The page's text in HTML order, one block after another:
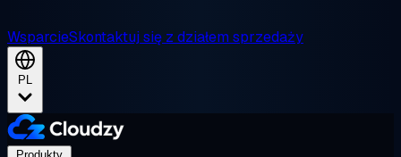
WsparcieSkontaktuj się z działem sprzedaży
PL